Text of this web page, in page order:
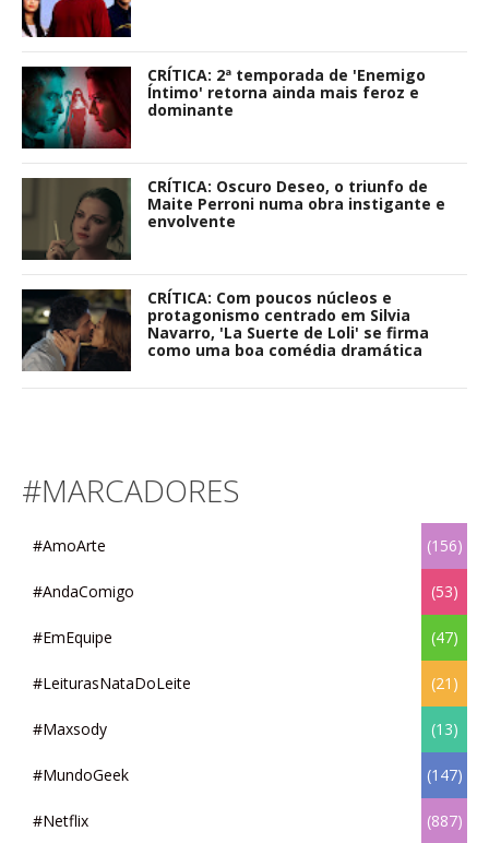
CRÍTICA: 2ª temporada de 'Enemigo
Íntimo' retorna ainda mais feroz e
dominante
CRÍTICA: Oscuro Deseo, o triunfo de
Maite Perroni numa obra instigante e
envolvente
CRÍTICA: Com poucos núcleos e
protagonismo centrado em Silvia
Navarro, 'La Suerte de Loli' se firma
como uma boa comédia dramática
#MARCADORES
#AmoArte (156)
#AndaComigo (53)
#EmEquipe (47)
#LeiturasNataDoLeite (21)
#Maxsody (13)
#MundoGeek (147)
#Netflix (887)